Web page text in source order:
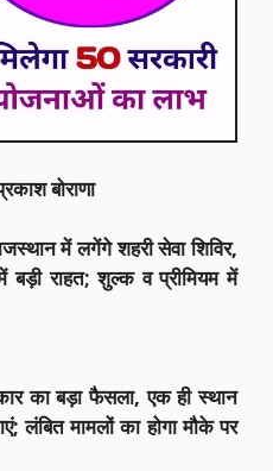
बोराणा
में लगेंगे शहरी सेवा शिविर,
बड़ी राहत; शुल्क व प्रीमियम में
का बड़ा फैसला, एक ही स्थान
लंबित मामलों का होगा मौके पर